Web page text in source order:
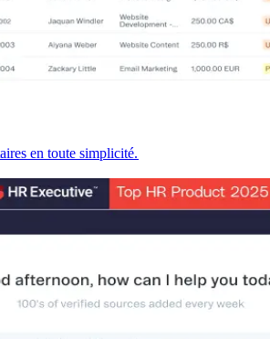
en toute simplicité.​​